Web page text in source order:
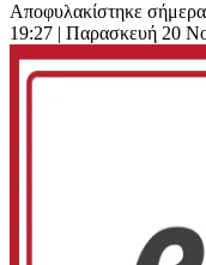
Αποφυλακίστηκε σήμερα
19:27 | Παρασκευή 20